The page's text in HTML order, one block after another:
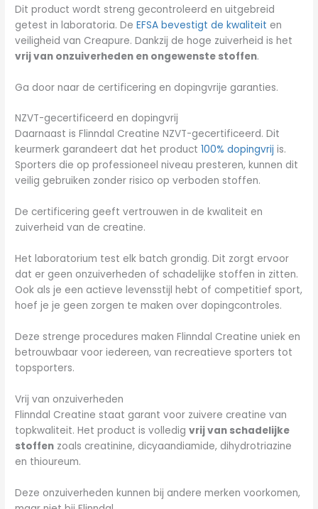
Dit product wordt streng gecontroleerd en uitgebreid
getest in laboratoria. DeEFSA bevestigt de kwaliteit en
veiligheid van Creapure. Dankzij de hoge zuiverheid is het
vrij van onzuiverheden en ongewenste stoffen.
Ga door naar de certificering en dopingvrije garanties.
NZVT-gecertificeerd en dopingvrij
Daarnaast is Flinndal Creatine NZVT-gecertificeerd. Dit
keurmerk garandeert dat het product100% dopingvrij is.
Sporters die op professioneel niveau presteren, kunnen dit
veilig gebruiken zonder risico op verboden stoffen.
De certificering geeft vertrouwen in de kwaliteit en
zuiverheid van de creatine.
Het laboratorium test elk batch grondig. Dit zorgt ervoor
dat er geen onzuiverheden of schadelijke stoffen in zitten.
Ook als je een actieve levensstijl hebt of competitief sport,
hoef je je geen zorgen te maken over dopingcontroles.
Deze strenge procedures maken Flinndal Creatine uniek en
betrouwbaar voor iedereen, van recreatieve sporters tot
topsporters.
Vrij van onzuiverheden
Flinndal Creatine staat garant voor zuivere creatine van
topkwaliteit. Het product is volledigvrij van schadelijke
stoffen zoals creatinine, dicyaandiamide, dihydrotriazine
en thioureum.
Deze onzuiverheden kunnen bij andere merken voorkomen,